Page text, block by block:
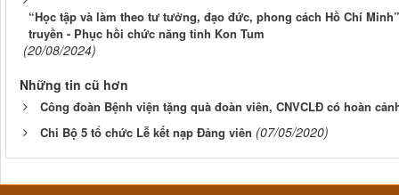
“Học tập và làm theo tư tưởng, đạo đức, phong cách Hồ Chí
truyền - Phục hồi chức năng tỉnh Kon Tum
(20/08/2024)
Những tin cũ hơn
Công đoàn Bệnh viện tặng quà đoàn viên, CNVCLĐ có hoàn
Chi Bộ 5 tổ chức Lễ kết nạp Đảng viên (07/05/2020)